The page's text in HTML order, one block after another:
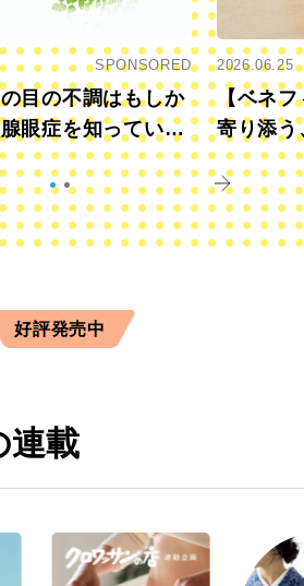
SPONSORED
目の不調はもしか
眼症を知っていま
2026.06.25
【ベネフ
寄り添う
きに
好評発売中
連載